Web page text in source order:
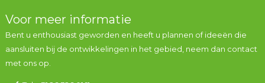
Voor meer informatie
Bent u enthousiast geworden en heeft u plannen of ideeën die
aansluiten bij de ontwikkelingen in het gebied, neem dan contact
met ons op.